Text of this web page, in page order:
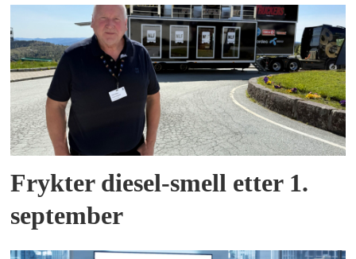
Frykter diesel-smell etter 1.
september